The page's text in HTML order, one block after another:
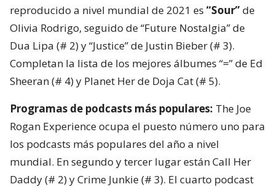
reproducido a nivel mundial de 2021 es “Sour”de
Olivia Rodrigo, seguido de “Future Nostalgia” de
Dua Lipa (# 2) y “Justice” de Justin Bieber (# 3).
Completan la lista de los mejores álbumes “=” de Ed
Sheeran (# 4) y Planet Her de Doja Cat (# 5).
Programas de podcasts más populares: The Joe
Rogan Experience ocupa el puesto número uno para
los podcasts más populares del año a nivel
mundial. En segundo y tercer lugar están Call Her
Daddy (# 2) y Crime Junkie (# 3). El cuarto podcast